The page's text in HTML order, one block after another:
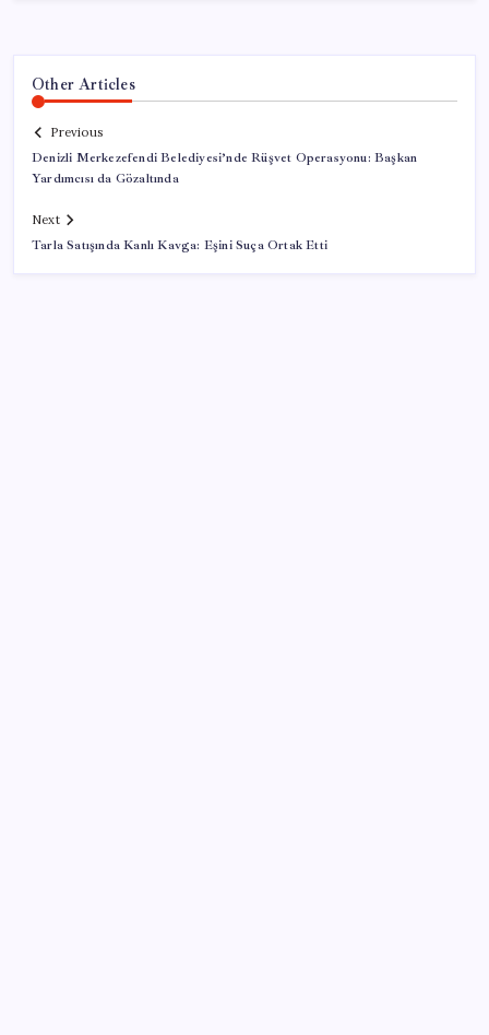
Other Articles
Previous
Denizli Merkezefendi Belediyesi’nde Rüşvet Operasyonu: Başkan
Yardımcısı da Gözaltında
Next
Tarla Satışında Kanlı Kavga: Eşini Suça Ortak Etti